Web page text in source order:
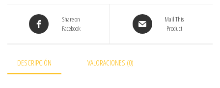
Share on
Facebook
Mail This
Product
DESCRIPCIÓN VALORACIONES (0)